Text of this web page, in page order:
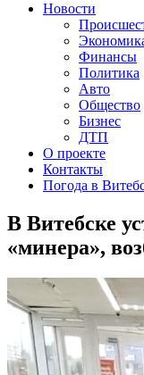
Новости
Финансы
Политика
Авто
Общество
Бизнес
ДТП
О проекте
Контакты
Погода в
В Витебске
«минера»,